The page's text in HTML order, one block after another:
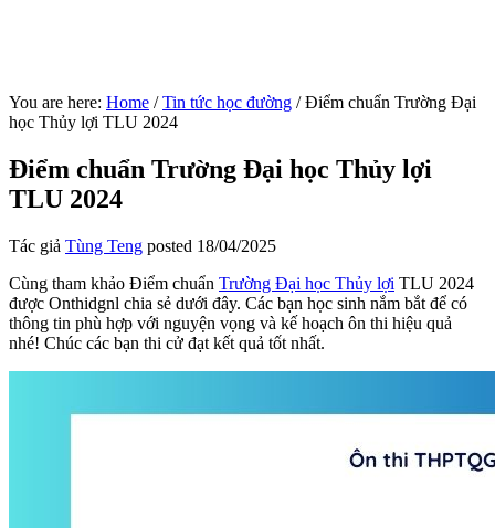
You are here: Home / Tin tức học đường /Điểm chuẩn Trường Đại
học Thủy lợi TLU 2024
Điểm chuẩn Trường Đại học Thủy lợi
TLU 2024
Tác giả Tùng Teng posted 18/04/2025
Cùng tham khảo Điểm chuẩn Trường Đại học Thủy lợi TLU 2024
được Onthidgnl chia sẻ dưới đây. Các bạn học sinh nắm bắt để có
thông tin phù hợp với nguyện vọng và kế hoạch ôn thi hiệu quả
nhé! Chúc các bạn thi cử đạt kết quả tốt nhất.